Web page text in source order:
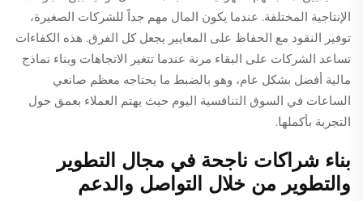
الإنتاجية المختلفة. عندما يكون المال مهم جداً للشركات الصغيرة،
توفير النقود مع الحفاظ على المعايير يجعل كل الفرق. هذه الكفاءات
تساعد الشركات على البقاء مرنة عندما تتغير الاتجاهات وبناء نماذج
مالية أفضل بشكل عام، وهو بالضبط ما يحتاجه معظم صانعي
الساعات في السوق التنافسية اليوم حيث يهتم العملاء بعمق حول
التجربة بأكملها.
بناء شراكات ناجحة في مجال التطوير
والتطوير من خلال التواصل والدعم